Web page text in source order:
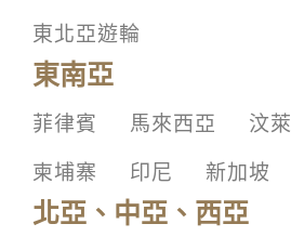
東北亞遊輪
東南亞
菲律賓 馬來西亞 汶萊
柬埔寨
印尼 新加坡
北亞、中亞、西亞